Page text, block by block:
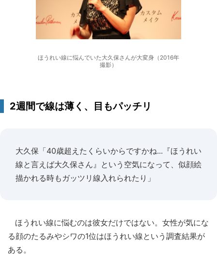
ほうれい線に悩んでいた大久保さんが大変身（2016年
撮影）
2週間で線は薄く、目もパッチリ
大久保「40歳超えたくらいからですかね...『ほうれい
線と言えば大久保さん』という空気になって、似顔絵
描かれる時もガッツリ線入れられたり」
ほうれい線に悩むのは彼女だけではない。女性が気にな
る顔のたるみやシワの1位はほうれい線という調査結果が
ある。